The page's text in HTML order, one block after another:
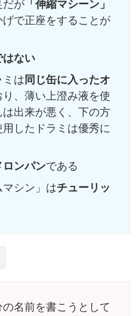
だが 「伸縮マシーン」
で正座をすることが
はない
ミは同じ缶に入ったオ
、薄い上澄み液を使
出来が悪く、下の方
したドラミは優秀に
ロンパンである
マシン」はチューリッ
の名前を書こうとして